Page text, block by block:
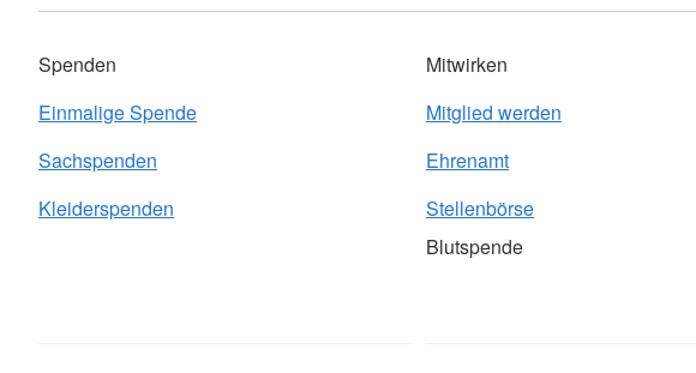
Spenden
Einmalige Spende
Sachspenden
Kleiderspenden
Mitwirken
Mitglied werden
Ehrenamt
Stellenbörse
Blutspende